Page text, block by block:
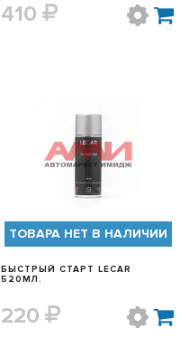
410
БЫСТРЫЙ ПРОСМОТР
ТОВАРА НЕТ В НАЛИЧИИ
БЫСТРЫЙ СТАРТ LECAR
520МЛ.
220